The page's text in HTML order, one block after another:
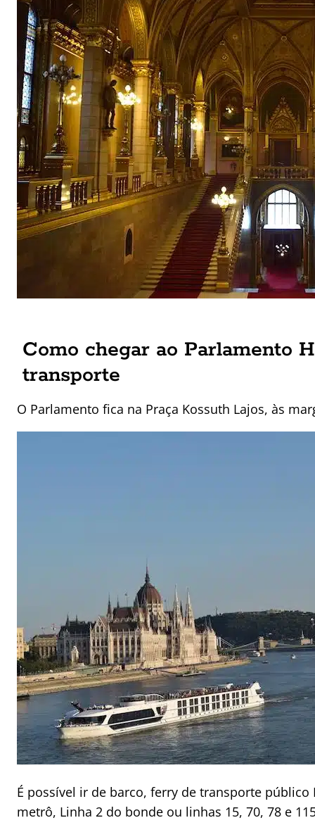
Como chegar ao Parlamento
transporte
O Parlamento fica na Praça Kossuth Lajos, às
É possível ir de barco, ferry de transporte público
metrô, Linha 2 do bonde ou linhas 15, 70, 78 e